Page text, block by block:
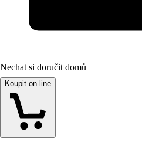
Nechat si doručit domů
Koupit on-line